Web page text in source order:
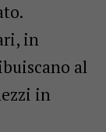
in
al
in